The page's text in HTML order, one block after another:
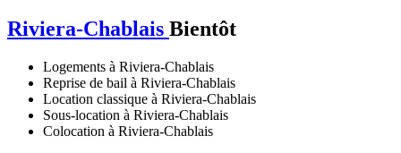
Riviera-Chablais Bientôt
Logements à Riviera-Chablais
Reprise de bail à Riviera-Chablais
Location classique à Riviera-Chablais
Sous-location à Riviera-Chablais
Colocation à Riviera-Chablais